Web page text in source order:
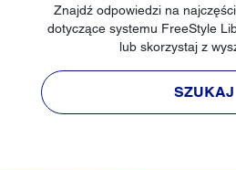
Znajdź odpowiedzi na
dotyczące systemu FreeStyle
lub skorzystaj z
SZUKAJ